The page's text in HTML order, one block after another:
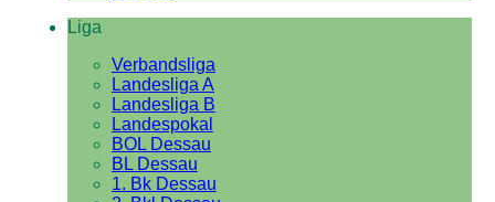
Liga
Verbandsliga
Landesliga A
Landesliga B
Landespokal
BOL Dessau
BL Dessau
1. Bk Dessau